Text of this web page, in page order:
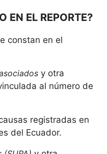
EN EL REPORTE?
constan en el
y otra
al número de
registradas en
del Ecuador.